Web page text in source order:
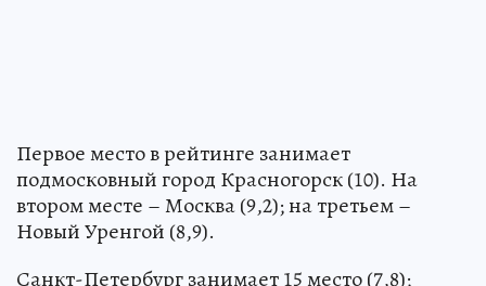
Первое место в рейтинге занимает
подмосковный город Красногорск (10). На
втором месте – Москва (9,2); на третьем –
Новый Уренгой (8,9).
Санкт-Петербург занимает 15 место (7,8);